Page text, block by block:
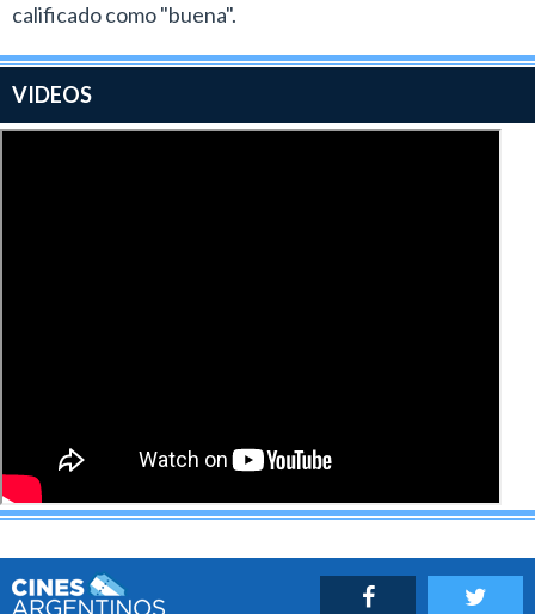
calificado como "buena".
VIDEOS